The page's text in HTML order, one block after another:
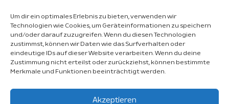
Um dir ein optimales Erlebnis zu bieten, verwenden wir
Technologien wie Cookies, um Geräteinformationen zu speichern
und/oder darauf zuzugreifen. Wenn du diesen Technologien
zustimmst, können wir Daten wie das Surfverhalten oder
eindeutige IDs auf dieser Website verarbeiten. Wenn du deine
Zustimmung nicht erteilst oder zurückziehst, können bestimmte
Merkmale und Funktionen beeinträchtigt werden.
Akzeptieren
Sport Kalender 2026
Über Uns